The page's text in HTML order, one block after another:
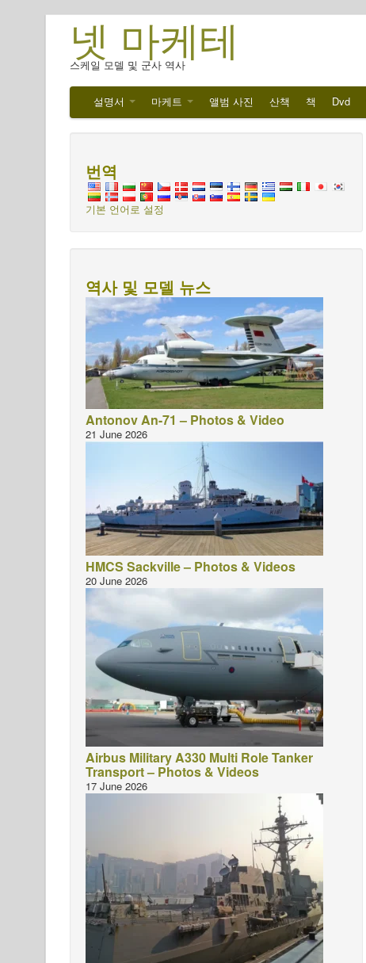
넷 마케테
스케일 모델 및 군사 역사
설명서 마케트 앨범 사진 산책 책 Dvd
번역
기본 언어로 설정
역사 및 모델 뉴스
Antonov An-71 – Photos & Video
21 June 2026
HMCS Sackville – Photos & Videos
20 June 2026
Airbus Military A330 Multi Role Tanker
Transport – Photos & Videos
17 June 2026